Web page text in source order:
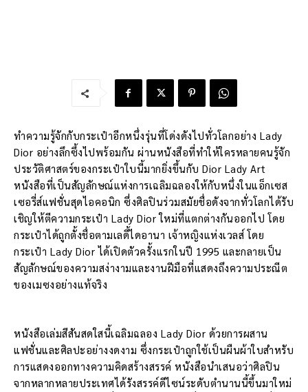
ทำความรู้จักกับกระเป๋าอีกหนึ่งรุ่นที่โด่งดังไปทั่วโลกอย่าง Lady
Dior อย่างลึกซึ้งไปพร้อมกัน ผ่านหนังสือที่ทำให้ใครหลายคนรู้จัก
ประวัติศาสตร์ของกระเป๋าใบนี้มากยิ่งขึ้นกับ Dior Lady Art
หนังสือที่เป็นสัญลักษณ์แห่งการเฉลิมฉลองให้กับหนึ่งในแอ็กเซส
เซอรี่ส์แฟชั่นสุดไอคอนิก ซึ่งศิลปินร่วมสมัยชื่อดังจากทั่วโลกได้รับ
เชิญให้ตีความกระเป๋า Lady Dior ใหม่ที่แตกต่างกันออกไป โดย
กระเป๋าได้ถูกตั้งชื่อตามเลดี้ไดอานา เจ้าหญิงแห่งเวลส์ โดย
กระเป๋า Lady Dior ได้เปิดตัวครั้งแรกในปี 1995 และกลายเป็น
สัญลักษณ์ของความสง่างามและงานฝีมือที่แสดงถึงความประณีต
ของเมซงอย่างแท้จริง
หนังสือเล่มสีสันสดใสนี้เฉลิมฉลอง Lady Dior ด้วยการผสาน
แฟชั่นและศิลปะอย่างงดงาม ซึ่งกระเป๋าถูกใช้เป็นผืนผ้าใบสำหรับ
การแสดงออกทางความคิดสร้างสรรค์ หนังสือนำเสนอว่าศิลปิน
จากหลากหลายประเทศได้รังสรรค์ดีไซน์ระดับตำนานนี้ขึ้นมาใหม่